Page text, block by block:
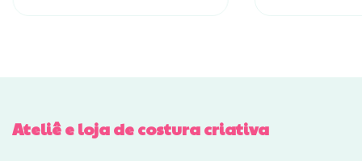
Ateliê e loja de costura criativa